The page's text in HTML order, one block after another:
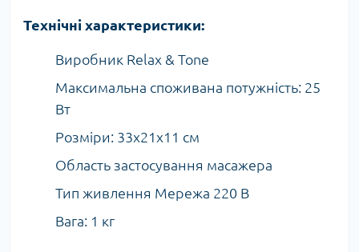
Технічні характеристики:
Виробник Relax & Tone
Максимальна споживана потужність: 25
Вт
Розміри: 33x21x11 см
Область застосування масажера
Тип живлення Мережа 220 В
Вага: 1 кг